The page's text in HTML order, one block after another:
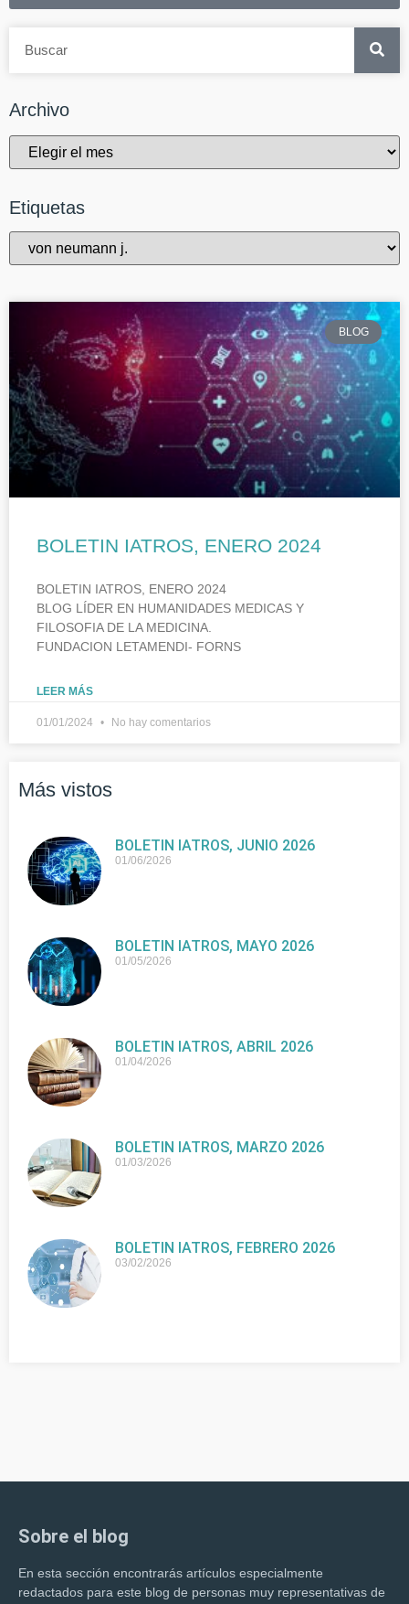
Archivo
Etiquetas
BLOG
BOLETIN IATROS, ENERO 2024
BOLETIN IATROS, ENERO 2024
BLOG LÍDER EN HUMANIDADES MEDICAS Y
FILOSOFIA DE LA MEDICINA.
FUNDACION LETAMENDI- FORNS
LEER MÁS
01/01/2024 No hay comentarios
Más vistos
BOLETIN IATROS, JUNIO 2026
01/06/2026
BOLETIN IATROS, MAYO 2026
01/05/2026
BOLETIN IATROS, ABRIL 2026
01/04/2026
BOLETIN IATROS, MARZO 2026
01/03/2026
BOLETIN IATROS, FEBRERO 2026
03/02/2026
Sobre el blog
En esta sección encontrarás artículos especialmente
redactados para este blog de personas muy representativas de